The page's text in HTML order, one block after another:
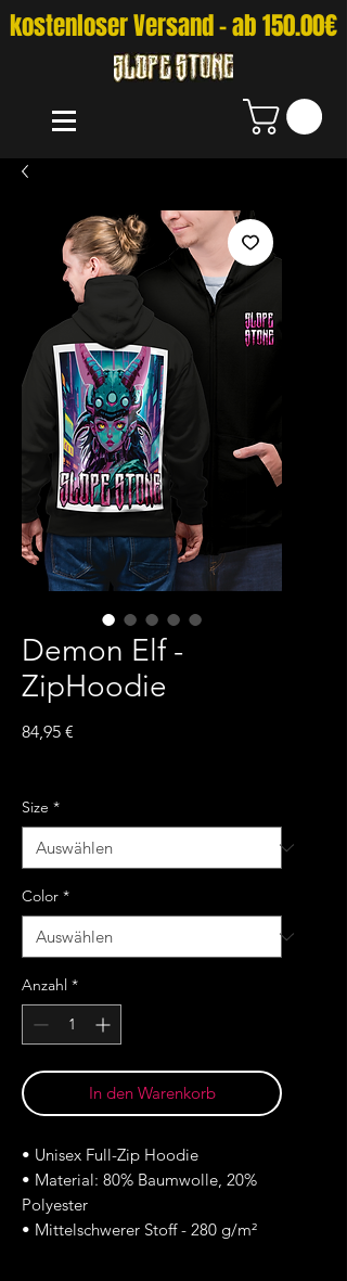
kostenloser Versand - ab 150.00€
Demon Elf -
ZipHoodie
84,95 €
Size *
Color *
Anzahl *
In den Warenkorb
• Unisex Full-Zip Hoodie
• Material: 80% Baumwolle, 20%
Polyester
• Mittelschwerer Stoff - 280 g/m²